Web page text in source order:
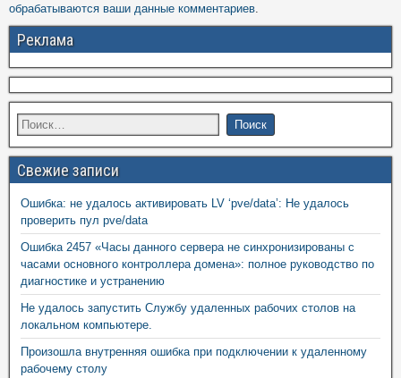
обрабатываются ваши данные комментариев
Реклама
Свежие записи
Ошибка: не удалось активировать LV ‘pve/data’: Не удалось
проверить пул pve/data
Ошибка 2457 «Часы данного сервера не синхронизированы с
часами основного контроллера домена»: полное руководство по
диагностике и устранению
Не удалось запустить Службу удаленных рабочих столов на
локальном компьютере.
Произошла внутренняя ошибка при подключении к удаленному
рабочему столу